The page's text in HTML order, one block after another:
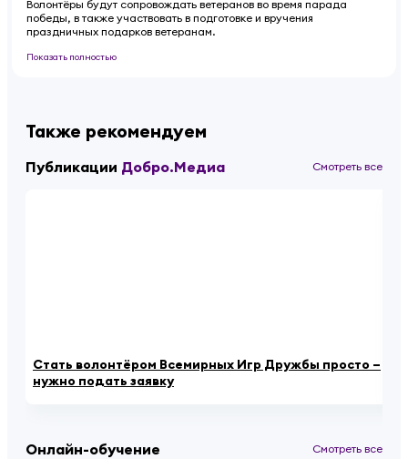
Волонтёры будут сопровождать ветеранов во время парада
победы, в также участвовать в подготовке и вручения
праздничных подарков ветеранам.
Показать полностью
Также рекомендуем
Публикации Добро.Медиа Смотреть все
Стать волонтёром Всемирных Игр Дружбы просто –
нужно подать заявку
Онлайн-обучение Смотреть все